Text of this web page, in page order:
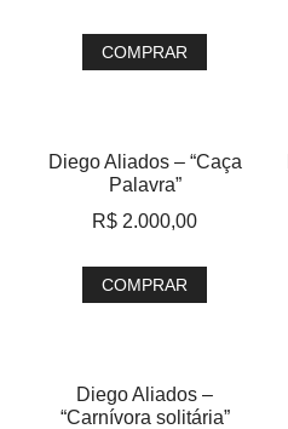
COMPRAR
Diego Aliados – “Caça
Palavra”
R$ 2.000,00
COMPRAR
Diego Aliados –
“Carnívora solitária”